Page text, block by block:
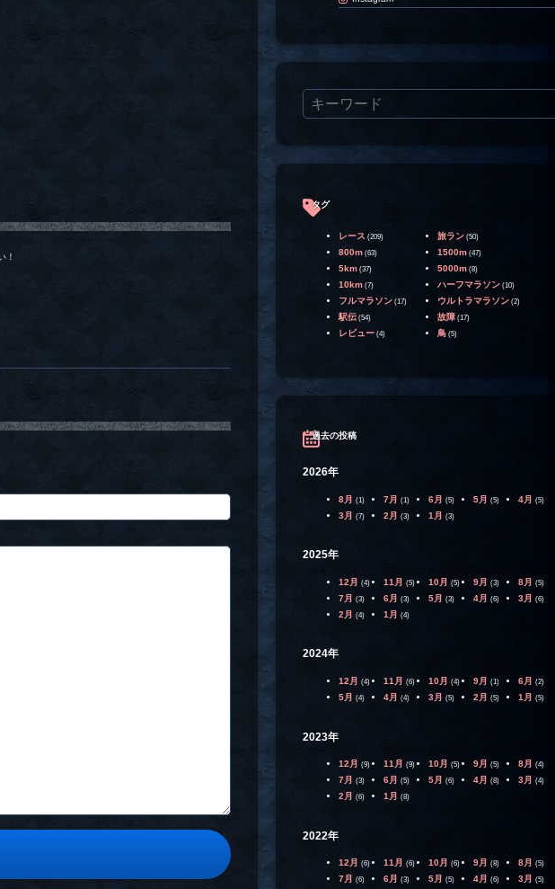
！
タグ
レース (209) 旅ラン (50)
800m (63) 1500m (47)
5km (37) 5000m (8)
10km (7) ハーフマラソン (10)
フルマラソン (17) ウルトラマラソン (2)
駅伝 (54) 故障 (17)
レビュー (4) 鳥 (5)
過去の投稿
2026年
8月 (1) 7月 (1) 6月 (5) 5月 (5) 4月 (5)
3月 (7) 2月 (3) 1月 (3)
2025年
12月 (4) 11月 (5) 10月 (5) 9月 (3) 8月 (5)
7月 (3) 6月 (3) 5月 (3) 4月 (6) 3月 (6)
2月 (4) 1月 (4)
2024年
12月 (4) 11月 (6) 10月 (4) 9月 (1) 6月 (2)
5月 (4) 4月 (4) 3月 (5) 2月 (5) 1月 (5)
2023年
12月 (9) 11月 (9) 10月 (5) 9月 (5) 8月 (4)
7月 (3) 6月 (5) 5月 (6) 4月 (8) 3月 (4)
2月 (6) 1月 (8)
2022年
12月 (6) 11月 (6) 10月 (6) 9月 (8) 8月 (5)
7月 (6) 6月 (3) 5月 (5) 4月 (6) 3月 (5)